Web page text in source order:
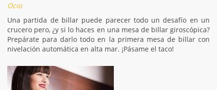
Ocio
Una partida de billar puede parecer todo un desafío en un
crucero pero, ¿y si lo haces en una mesa de billar giroscópica?
Prepárate para darlo todo en la primera mesa de billar con
nivelación automática en alta mar. ¡Pásame el taco!